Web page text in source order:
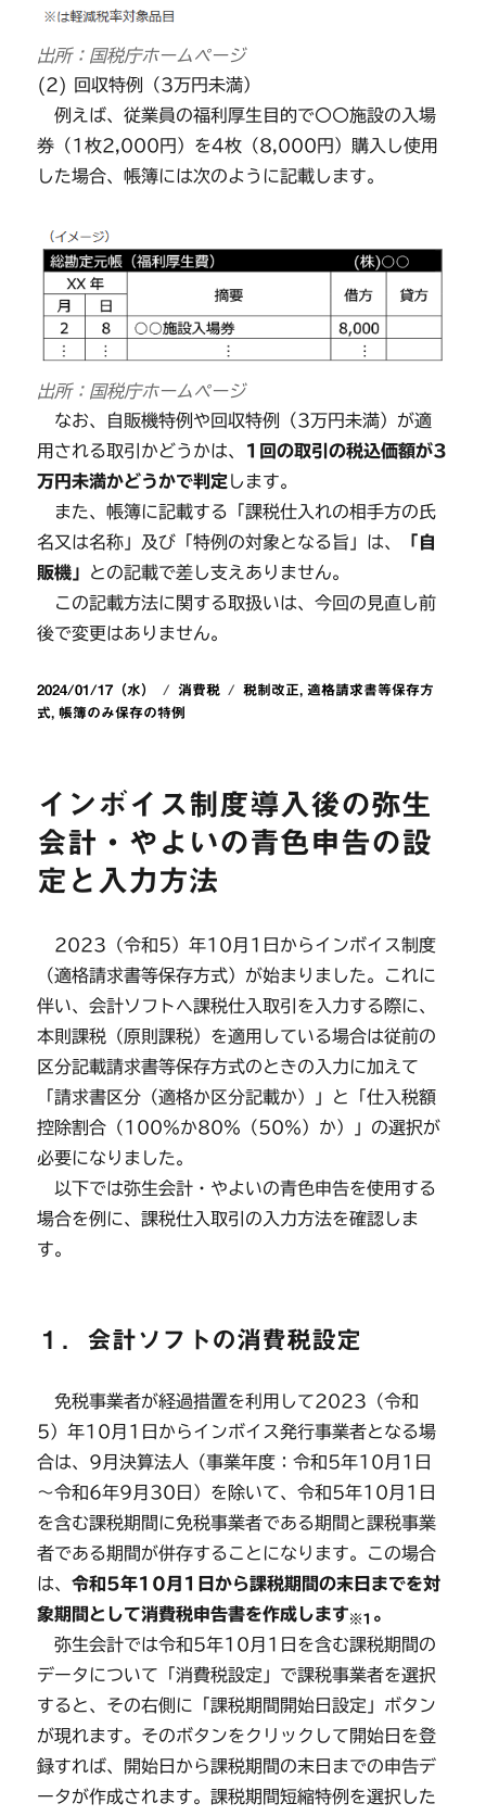
出所：国税庁ホームページ
(2) 回収特例（3万円未満）
例えば、従業員の福利厚生目的で〇〇施設の入場
券（1枚2,000円）を4枚（8,000円）購入し使用
した場合、帳簿には次のように記載します。
出所：国税庁ホームページ
なお、自販機特例や回収特例（3万円未満）が適
用される取引かどうかは、 1回の取引の税込価額が3
万円未満かどうかで判定 します。
また、帳簿に記載する「課税仕入れの相手方の氏
名又は名称」及び「特例の対象となる旨」は、
「自
販機」 との記載で差し支えありません。
この記載方法に関する取扱いは、今回の見直し前
後で変更はありません。
投
稿
2024/01/17（水）
カ
テ
消費税
タ
税制改正, 適格請求書等保存方
式,帳簿のみ保存の特例
インボイス制度導入後の弥生
会計・やよいの青色申告の設
定と入力方法
2023（令和5）年10月1日からインボイス制度
（適格請求書等保存方式）が始まりました。これに
伴い、会計ソフトへ課税仕入取引を入力する際に、
本則課税（原則課税）を適用している場合は従前の
区分記載請求書等保存方式のときの入力に加えて
「請求書区分（適格か区分記載か）」と「仕入税額
控除割合（100％か80％（50％）か）」の選択が
必要になりました。
以下では弥生会計・やよいの青色申告を使用する
場合を例に、課税仕入取引の入力方法を確認しま
す。
１．会計ソフトの消費税設定
免税事業者が経過措置を利用して2023（令和
5）年10月1日からインボイス発行事業者となる場
合は、9月決算法人（事業年度：令和5年10月1日
～令和6年9月30日）を除いて、令和5年10月1日
を含む課税期間に免税事業者である期間と課税事業
者である期間が併存することになります。この場合
は、令和5年10月1日から課税期間の末日までを対
象期間として消費税申告書を作成します※1 。
弥生会計では令和5年10月1日を含む課税期間の
データについて「消費税設定」で課税事業者を選択
すると、その右側に「課税期間開始日設定」ボタン
が現れます。そのボタンをクリックして開始日を登
録すれば、開始日から課税期間の末日までの申告デ
ータが作成されます。課税期間短縮特例を選択した